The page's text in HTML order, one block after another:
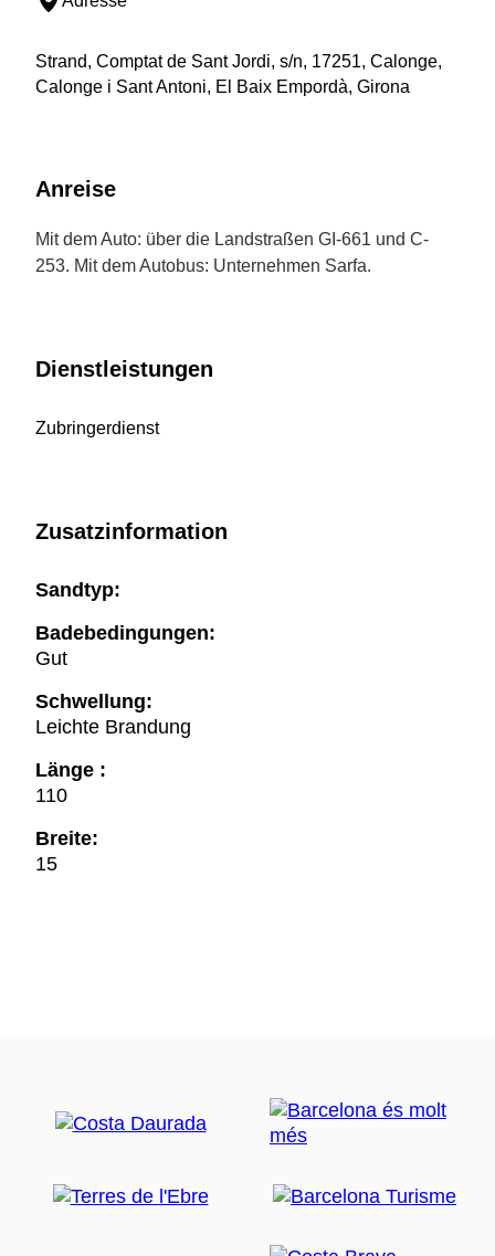
Strand, Comptat de Sant Jordi, s/n, 17251, Calonge,
Calonge i Sant Antoni, El Baix Empordà, Girona
Anreise
Mit dem Auto: über die Landstraßen GI-661 und C-
253. Mit dem Autobus: Unternehmen Sarfa.
Dienstleistungen
Zubringerdienst
Zusatzinformation
Sandtyp:
Badebedingungen:
Gut
Schwellung:
Leichte Brandung
Länge :
110
Breite:
15